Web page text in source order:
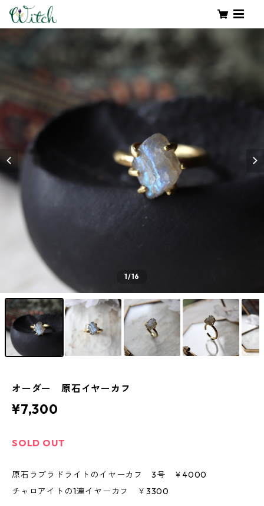
1/16
オーダー 原石イヤーカフ
¥7,300
SOLD OUT
原石ラブラドライトのイヤーカフ 3号 ￥4000
チャロアイトの1連イヤーカフ ￥3300